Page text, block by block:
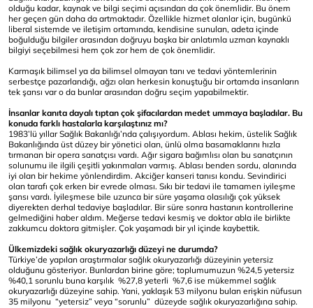
olduğu kadar, kaynak ve bilgi seçimi açısından da çok önemlidir. Bu önem
her geçen gün daha da artmaktadır. Özellikle hizmet alanlar için, bugünkü
liberal sistemde ve iletişim ortamında, kendisine sunulan, adeta içinde
boğulduğu bilgiler arasından doğruyu başka bir anlatımla uzman kaynaklı
bilgiyi seçebilmesi hem çok zor hem de çok önemlidir.
Karmaşık bilimsel ya da bilimsel olmayan tanı ve tedavi yöntemlerinin
serbestçe pazarlandığı, ağzı olan herkesin konuştuğu bir ortamda insanların
tek şansı var o da bunlar arasından doğru seçim yapabilmektir.
İnsanlar kanıta dayalı tıptan çok şifacılardan medet ummaya başladılar. Bu
konuda farklı hastalarla karşılaştınız mı?
1983’lü yıllar Sağlık Bakanlığı’nda çalışıyordum. Ablası hekim, üstelik Sağlık
Bakanlığında üst düzey bir yönetici olan, ünlü olma basamaklarını hızla
tırmanan bir opera sanatçısı vardı. Ağır sigara bağımlısı olan bu sanatçının
solunumu ile ilgili çeşitli yakınmaları varmış. Ablası benden sordu, alanında
iyi olan bir hekime yönlendirdim. Akciğer kanseri tanısı kondu. Sevindirici
olan tarafı çok erken bir evrede olması. Sıkı bir tedavi ile tamamen iyileşme
şansı vardı. İyileşmese bile uzunca bir süre yaşama olasılığı çok yüksek
diyerekten derhal tedaviye başladılar. Bir süre sonra hastanın kontrollerine
gelmediğini haber aldım. Meğerse tedavi kesmiş ve doktor abla ile birlikte
zakkumcu doktora gitmişler. Çok yaşamadı bir yıl içinde kaybettik.
Ülkemizdeki sağlık okuryazarlığı düzeyi ne durumda?
Türkiye’de yapılan araştırmalar sağlık okuryazarlığı düzeyinin yetersiz
olduğunu gösteriyor. Bunlardan birine göre; toplumumuzun %24,5 yetersiz
%40,1 sorunlu buna karşılık %27,8 yeterli %7,6 ise mükemmel sağlık
okuryazarlığı düzeyine sahip. Yani, yaklaşık 53 milyonu bulan erişkin nüfusun
35 milyonu “yetersiz” veya “sorunlu” düzeyde sağlık okuryazarlığına sahip.